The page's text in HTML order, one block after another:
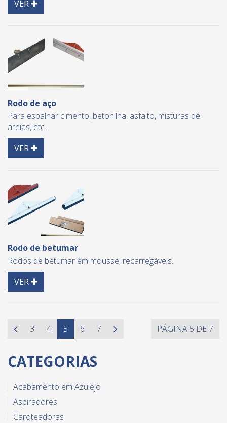
VER
Detail
Rodo de aço
Para espalhar cimento, betonilha, asfalto, misturas de
areias, etc...
VER
Detail
Rodo de betumar
Rodos de betumar em mousse, recarregáveis.
VER
Detail
3 4 5 6 7 PÁGINA 5 DE 7
CATEGORIAS
Acabamento em Azulejo
Aspiradores
Caroteadoras